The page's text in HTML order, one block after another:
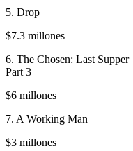
5. Drop
$7.3 millones
6. The Chosen: Last Supper
Part 3
$6 millones
7. A Working Man
$3 millones